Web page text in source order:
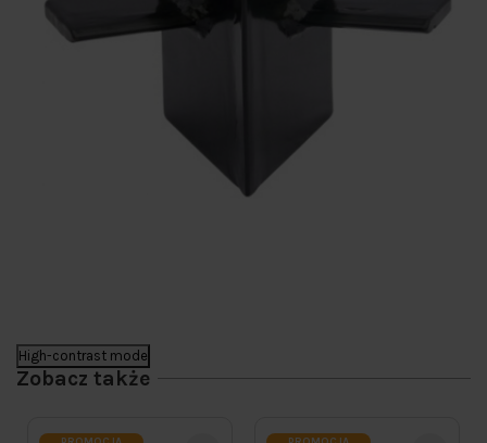
High-contrast mode
Zobacz także